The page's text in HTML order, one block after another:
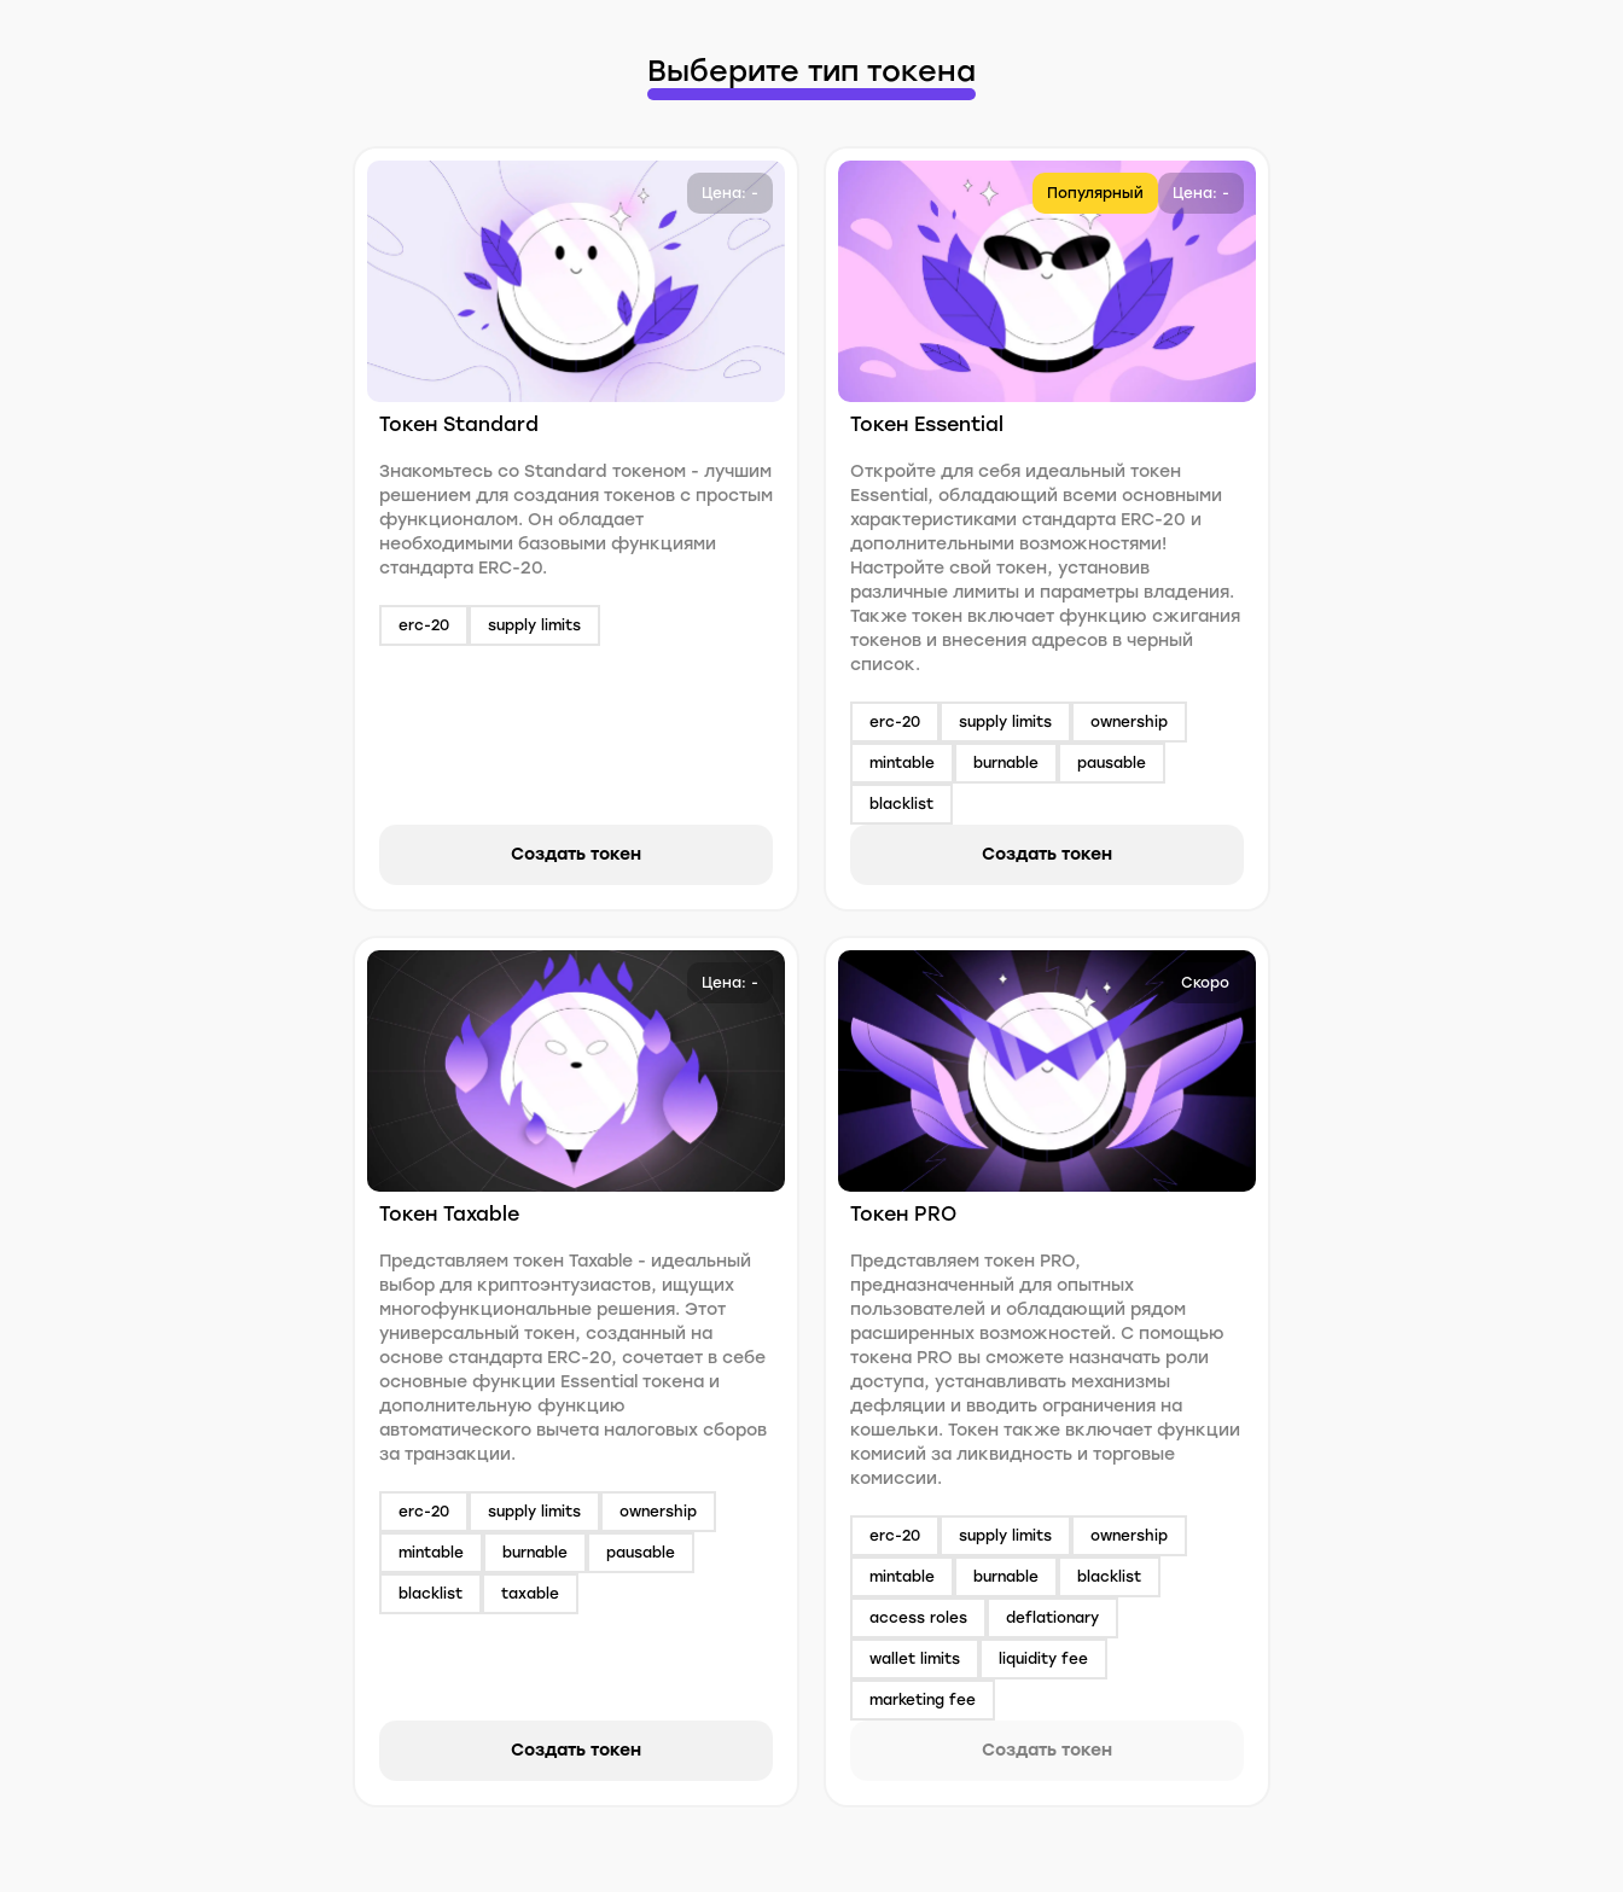
Выберите тип токена
Цена: -
Токен Standard
Знакомьтесь со Standard токеном - лучшим
решением для создания токенов с простым
функционалом. Он обладает
необходимыми базовыми функциями
стандарта ERC-20.
erc-20 supply limits
Создать токен
Популярный Цена: -
Токен Essential
Откройте для себя идеальный токен
Essential, обладающий всеми основными
характеристиками стандарта ERC-20 и
дополнительными возможностями!
Настройте свой токен, установив
различные лимиты и параметры владения.
Также токен включает функцию сжигания
токенов и внесения адресов в черный
список.
erc-20 supply limits ownership
mintable burnable pausable
blacklist
Создать токен
Цена: -
Токен Taxable
Представляем токен Taxable - идеальный
выбор для криптоэнтузиастов, ищущих
многофункциональные решения. Этот
универсальный токен, созданный на
основе стандарта ERC-20, сочетает в себе
основные функции Essential токена и
дополнительную функцию
автоматического вычета налоговых сборов
за транзакции.
erc-20 supply limits ownership
mintable burnable pausable
blacklist taxable
Создать токен
Скоро
Токен PRO
Представляем токен PRO,
предназначенный для опытных
пользователей и обладающий рядом
расширенных возможностей. С помощью
токена PRO вы сможете назначать роли
доступа, устанавливать механизмы
дефляции и вводить ограничения на
кошельки. Токен также включает функции
комисий за ликвидность и торговые
комисcии.
erc-20 supply limits ownership
mintable burnable blacklist
access roles deflationary
wallet limits liquidity fee
marketing fee
Создать токен